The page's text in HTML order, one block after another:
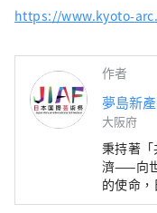
島新產業
https://
廈，大
信箱：
06-6136-
https://www.kyoto-
作者
夢島新
大阪府
秉持著
濟——向
的使命
期舉辦